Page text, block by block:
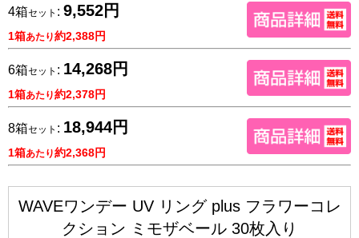
4箱セット : 9,552円
1箱あたり約2,388円
6箱セット : 14,268円
1箱あたり約2,378円
8箱セット : 18,944円
1箱あたり約2,368円
WAVEワンデー UV リング plus フラワーコレ
クション ミモザベール 30枚入り